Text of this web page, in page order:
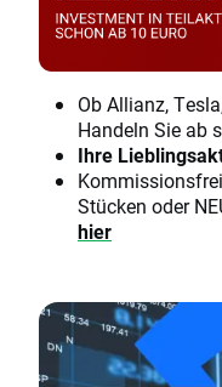
Ob Allianz,
Handeln Sie ab
Ihre
Stücken oder
hier